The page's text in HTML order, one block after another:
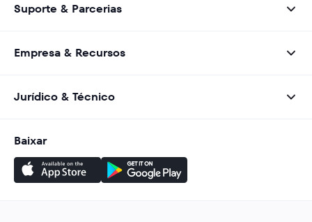
Suporte & Parcerias
Empresa & Recursos
Jurídico & Técnico
Baixar